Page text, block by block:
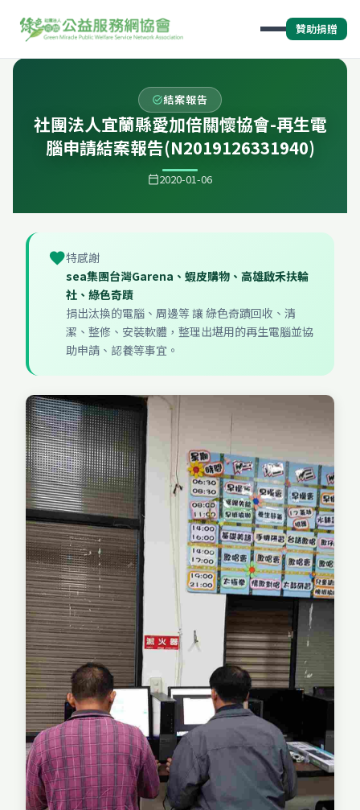
贊助捐贈
task_alt結案報告
社團法人宜蘭縣愛加倍關懷協會-再生電
腦申請結案報告(N2019126331940)
calendar_today2020-01-06
favorite特感謝
sea集團台灣Garena、蝦皮購物、高雄啟禾扶輪
社、綠色奇蹟
捐出汰換的電腦、周邊等 讓 綠色奇蹟回收、清
潔、整修、安裝軟體，整理出堪用的再生電腦並協
助申請、認養等事宜。